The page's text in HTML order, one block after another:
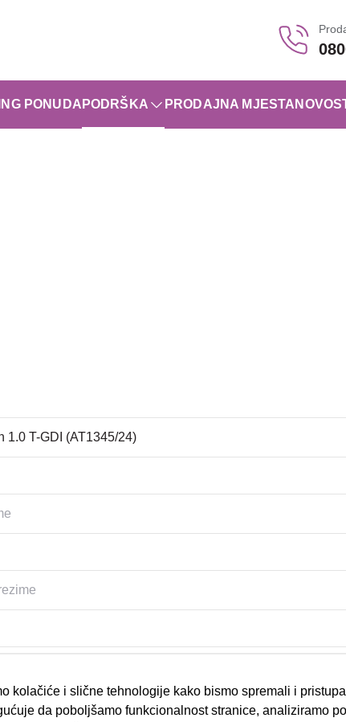
PONUDA PODRŠKA PRODAJNA MJESTA
kolačiće i slične tehnologije kako bismo spremali i
da poboljšamo funkcionalnost stranice, analiziramo